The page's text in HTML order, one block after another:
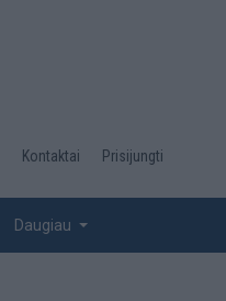
Kontaktai Prisijungti
Daugiau